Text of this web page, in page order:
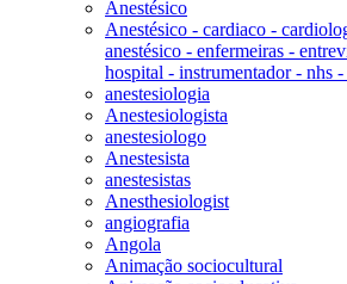
Anestésico
Anestésico - cardiaco -
anestésico - enfermeiras -
hospital - instrumentador - nhs
anestesiologia
Anestesiologista
anestesiologo
Anestesista
anestesistas
Anesthesiologist
angiografia
Angola
Animação sociocultural